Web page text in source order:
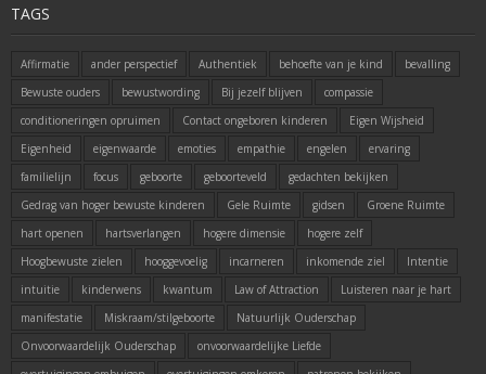
TAGS
Affirmatie ander perspectief Authentiek behoefte van je kind
bevalling
Bewuste ouders
bewustwording Bij jezelf blijven
compassie
conditioneringen opruimen
Contact ongeboren kinderen
Eigen Wijsheid
Eigenheid
eigenwaarde emoties empathie engelen
ervaring
familielijn
focus geboorte geboorteveld
gedachten bekijken
Gedrag van hoger bewuste kinderen
Gele Ruimte gidsen
Groene Ruimte
hart openen
hartsverlangen hogere dimensie
hogere zelf
Hoogbewuste zielen
hooggevoelig incarneren inkomende ziel
Intentie
intuitie
kinderwens kwantum Law of Attraction
Luisteren naar je hart
manifestatie
Miskraam/stilgeboorte
Natuurlijk Ouderschap
Onvoorwaardelijk Ouderschap
onvoorwaardelijke Liefde